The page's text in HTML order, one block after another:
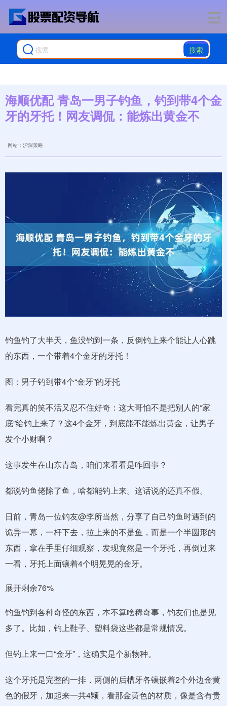
搜索
海顺优配 青岛一男子钓鱼，钓到带4个金
牙的牙托！网友调侃：能炼出黄金不
网站：沪深策略
钓鱼钓了大半天，鱼没钓到一条，反倒钓上来个能让人心跳
的东西，一个带着4个金牙的牙托！
图：男子钓到带4个“金牙”的牙托
看完真的笑不活又忍不住好奇：这大哥怕不是把别人的“家
底”给钓上来了？这4个金牙，到底能不能炼出黄金，让男子
发个小财啊？
这事发生在山东青岛，咱们来看看是咋回事？
都说钓鱼佬除了鱼，啥都能钓上来。这话说的还真不假。
日前，青岛一位钓友@李所当然，分享了自己钓鱼时遇到的
诡异一幕，一杆下去，拉上来的不是鱼，而是一个半圆形的
东西，拿在手里仔细观察，发现竟然是一个牙托，再倒过来
一看，牙托上面镶着4个明晃晃的金牙。
展开剩余76%
钓鱼钓到各种奇怪的东西，本不算啥稀奇事，钓友们也是见
多了。比如，钓上鞋子、塑料袋这些都是常规情况。
但钓上来一口“金牙”，这确实是个新物种。
这个牙托是完整的一排，两侧的后槽牙各镶嵌着2个外边金黄
色的假牙，加起来一共4颗，看那金黄色的材质，像是含有贵